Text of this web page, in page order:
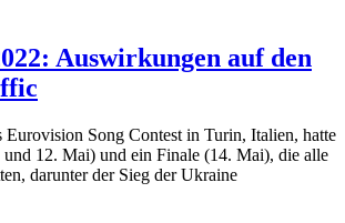
Auswirkungen auf den
Eurovision Song Contest in Turin, Italien, hatte
12. Mai) und ein Finale (14. Mai), die alle
darunter der Sieg der Ukraine